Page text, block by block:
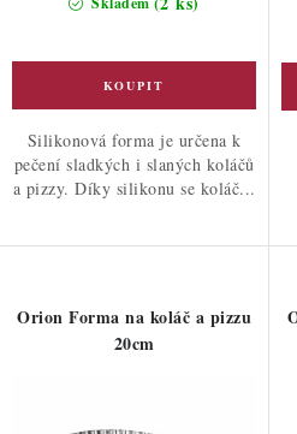
Silikonová forma je určena k
pečení sladkých i slaných koláčů
a pizzy. Díky silikonu se koláč...
Orion Forma na koláč a pizzu
20cm